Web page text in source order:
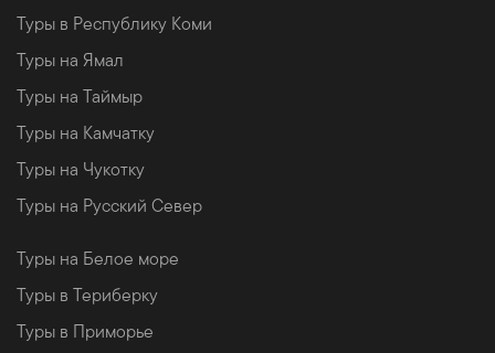
Туры в Республику Коми
Туры на Ямал
Туры на Таймыр
Туры на Камчатку
Туры на Чукотку
Туры на Русский Север
Туры на Белое море
Туры в Териберку
Туры в Приморье